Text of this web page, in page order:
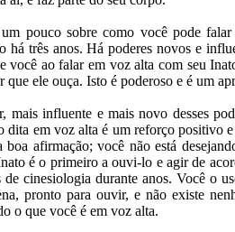
um pouco sobre como você pode
há três anos. Há poderes novos e
você ao falar em voz alta com seu
que ele ouça. Isto é poderoso e é um
mais influente e mais novo desses
dita em voz alta é um reforço positivo
boa afirmação; você não está
é o primeiro a ouvi-lo e agir de
de cinesiologia durante anos. Você o
pronto para ouvir, e não existe
o que você é em voz alta.